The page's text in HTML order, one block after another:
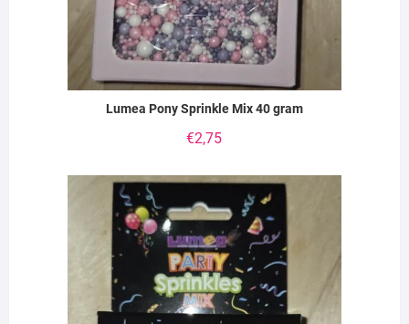
Lumea Pony Sprinkle Mix 40 gram
€2,75